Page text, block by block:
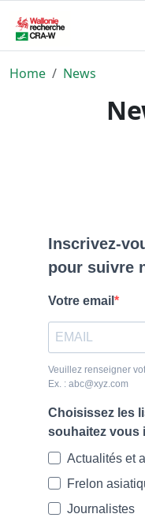
Home News
Inscrivez-
pour suivre
Votre email
Veuillez renseigner
Ex. : abc@xyz.com
Choisissez les
souhaitez vous
Actualités et
Frelon
Journalistes